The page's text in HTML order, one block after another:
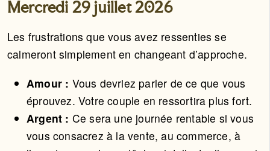
Mercredi 29 juillet 2026
Les frustrations que vous avez ressenties se
calmeront simplement en changeant d’approche.
Amour : Vous devriez parler de ce que vous
éprouvez. Votre couple en ressortira plus fort.
Argent : Ce sera une journée rentable si vous
vous consacrez à la vente, au commerce, à